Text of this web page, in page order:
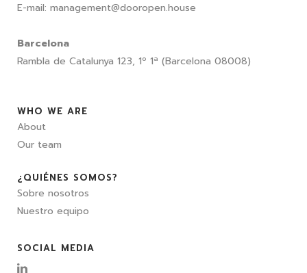
E-mail: management@dooropen.house
Barcelona
Rambla de Catalunya 123, 1º 1ª (Barcelona 08008)
WHO WE ARE
About
Our team
¿QUIÉNES SOMOS?
Sobre nosotros
Nuestro equipo
SOCIAL MEDIA